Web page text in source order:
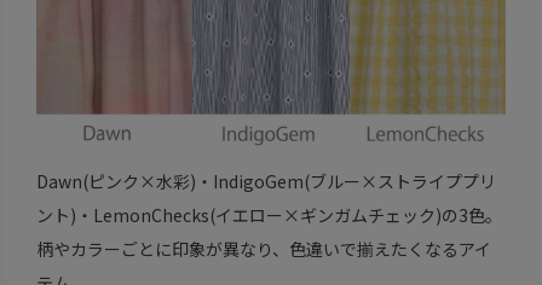
Dawn(ピンク×水彩)・IndigoGem(ブルー×ストライププリ
ント)・LemonChecks(イエロー×ギンガムチェック)の3色。
柄やカラーごとに印象が異なり、色違いで揃えたくなるアイ